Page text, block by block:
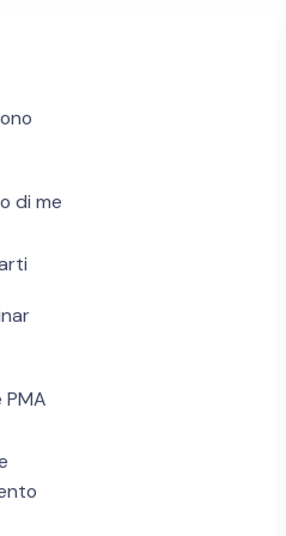
di me